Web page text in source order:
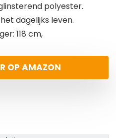
polyester.
dagelijks leven.
118 cm,
OP AMAZON